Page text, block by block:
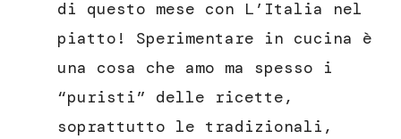
di questo mese con L’Italia nel
piatto! Sperimentare in cucina è
una cosa che amo ma spesso i
“puristi” delle ricette,
soprattutto le tradizionali,